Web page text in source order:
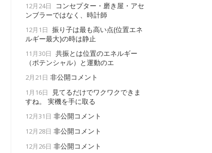
12月24日
コンセプター・磨き屋・アセ
ンブラーではなく、時計師
12月1日 振り子は最も高い点(位置エネ
ルギー最大)の時は静止
11月30日 共振とは位置のエネルギー
（ポテンシャル）と運動のエ
2月21日 非公開コメント
1月16日
見てるだけでワクワクできま
すね。 実機を手に取る
12月31日 非公開コメント
12月28日 非公開コメント
12月26日 非公開コメント